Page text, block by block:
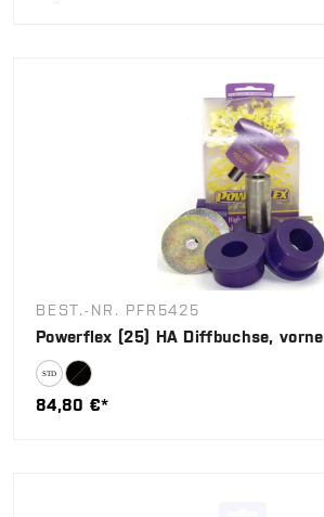
BEST.-NR. PFR5425
Powerflex (25) HA Diffbuchse, vorne
84,80 €*